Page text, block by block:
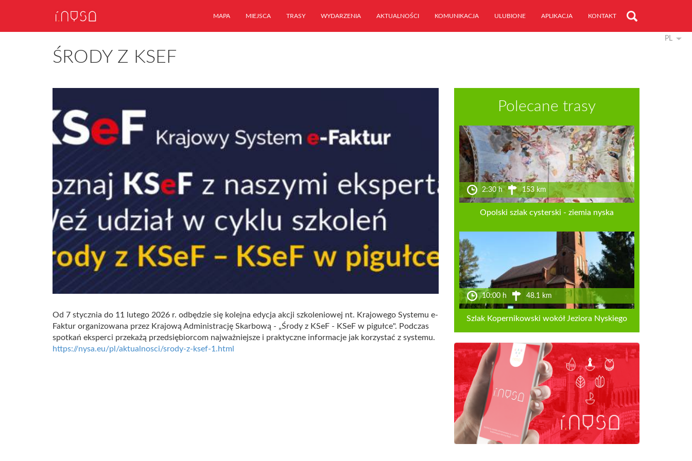
MAPA MIEJSCA TRASY WYDARZENIA AKTUALNOŚCI KOMUNIKACJA ULUBIONE APLIKACJA KONTAKT
PL
ŚRODY Z KSEF
Od 7 stycznia do 11 lutego 2026 r. odbędzie się kolejna edycja akcji szkoleniowej nt. Krajowego Systemu e-
Faktur organizowana przez Krajową Administrację Skarbową - „Środy z KSeF - KSeF w pigułce". Podczas
spotkań eksperci przekażą przedsiębiorcom najważniejsze i praktyczne informacje jak korzystać z systemu.
https://nysa.eu/pl/aktualnosci/srody-z-ksef-1.html
Polecane trasy
2:30 h 153 km
Opolski szlak cysterski - ziemia nyska
10:00 h 48.1 km
Szlak Kopernikowski wokół Jeziora Nyskiego